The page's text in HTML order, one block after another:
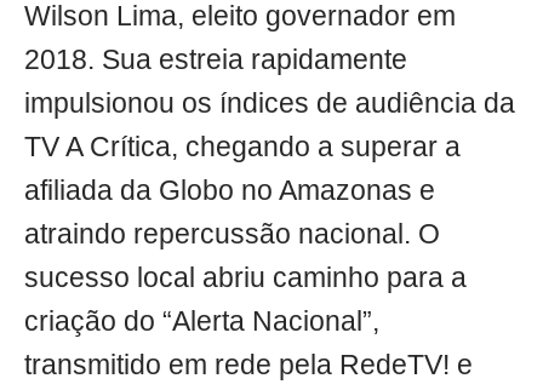
Wilson Lima, eleito governador em
2018. Sua estreia rapidamente
impulsionou os índices de audiência da
TV A Crítica, chegando a superar a
afiliada da Globo no Amazonas e
atraindo repercussão nacional. O
sucesso local abriu caminho para a
criação do “Alerta Nacional”,
transmitido em rede pela RedeTV! e